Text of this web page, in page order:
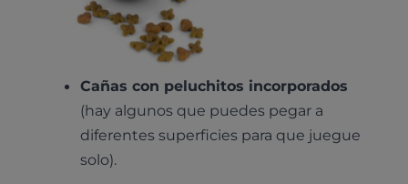
Leishmaniasis
Revisión general y/o geriátrica
Todos los servicios
Urología y nefrología
Medicina felina
Animales Exóticos
Todas las especialidades
Cañas con peluchitos incorporados
(hay algunos que puedes pegar a
diferentes superficies para que juegue
solo).